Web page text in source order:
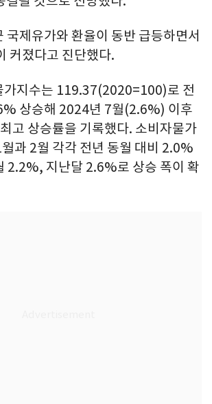
국제유가와 환율이 동반 급등하면서
커졌다고 진단했다.
가지수는 119.37(2020=100)로 전
상승해 2024년 7월(2.6%) 이후
고 상승률을 기록했다. 소비자물가
과 2월 각각 전년 동월 대비 2.0%
2.2%, 지난달 2.6%로 상승 폭이 확